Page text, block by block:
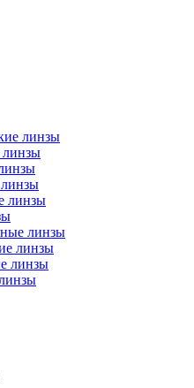
линзы
линзы
линзы
линзы
линзы
линзы